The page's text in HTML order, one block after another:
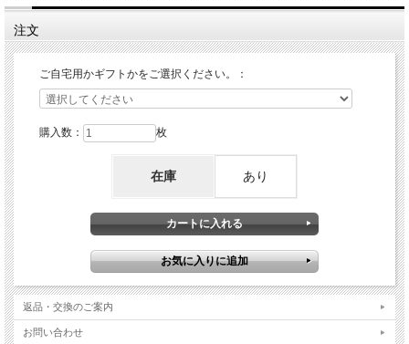
注文
ご自宅用かギフトかをご選択ください。：
購入数： 枚
在庫 あり
返品・交換のご案内
お問い合わせ